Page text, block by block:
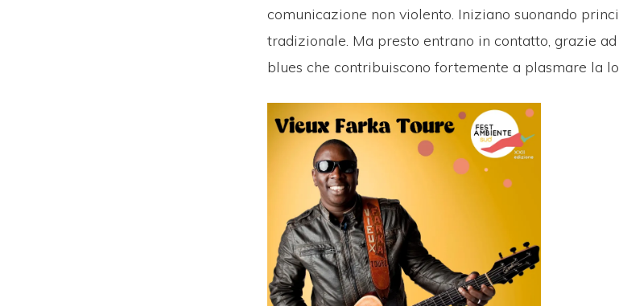
comunicazione non violento. Iniziano suonando
tradizionale. Ma presto entrano in contatto, grazie
blues che contribuiscono fortemente a plasmare la